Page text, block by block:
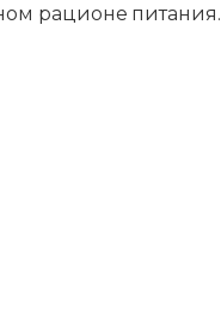
рационе питания.